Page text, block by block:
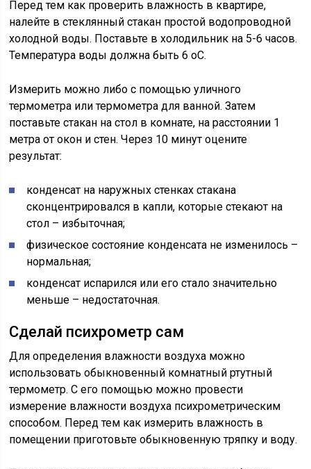
Перед тем как проверить влажность в квартире,
налейте в стеклянный стакан простой водопроводной
холодной воды. Поставьте в холодильник на 5-6 часов.
Температура воды должна быть 6 оС.
Измерить можно либо с помощью уличного
термометра или термометра для ванной. Затем
поставьте стакан на стол в комнате, на расстоянии 1
метра от окон и стен. Через 10 минут оцените
результат:
конденсат на наружных стенках стакана
сконцентрировался в капли, которые стекают на
стол – избыточная;
физическое состояние конденсата не изменилось –
нормальная;
конденсат испарился или его стало значительно
меньше – недостаточная.
Сделай психрометр сам
Для определения влажности воздуха можно
использовать обыкновенный комнатный ртутный
термометр. С его помощью можно провести
измерение влажности воздуха психрометрическим
способом. Перед тем как измерить влажность в
помещении приготовьте обыкновенную тряпку и воду.